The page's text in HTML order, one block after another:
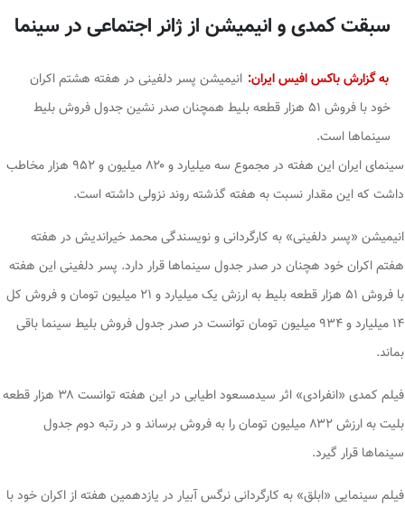
سبقت کمدی و انیمیشن از ژانر اجتماعی در سینما
به گزارش باکس افیس ایران: انیمیشن پسر دلفینی در هفته هشتم اکران
خود با فروش ۵۱ هزار قطعه بلیط همچنان صدر نشین جدول فروش بلیط
سینما‌ها است.
سینمای ایران این هفته در مجموع سه میلیارد و ۸۲۰ میلیون و ۹۵۲ هزار مخاطب
داشت که این مقدار نسبت به هفته گذشته روند نزولی داشته است.
انیمیشن «پسر دلفینی» به کارگردانی و نویسندگی محمد خیراندیش در هفته
هفتم اکران خود هچنان در صدر جدول سینما‌ها قرار دارد. پسر دلفینی این هفته
با فروش ۵۱ هزار قطعه بلیط به ارزش یک میلیارد و ۲۱ میلیون تومان و فروش کل
۱۴ میلیارد و ۹۳۴ میلیون تومان توانست در صدر جدول فروش بلیط سینما باقی
بماند.
فیلم کمدی «انفرادی» اثر سیدمسعود اطیابی در این هفته توانست ۳۸ هزار قطعه
بلیت به ارزش ۸۳۲ میلیون تومان را به فروش برساند و در رتبه دوم جدول
سینما‌ها قرار گیرد.
فیلم سینمایی «ابلق» به کارگردانی نرگس آبیار در یازدهمین هفته از اکران خود با